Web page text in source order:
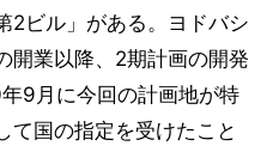
2ビル」がある。ヨドバシ
開業以降、2期計画の開発
9月に今回の計画地が特
て国の指定を受けたこと